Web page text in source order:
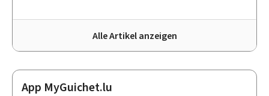
Alle Artikel anzeigen
App MyGuichet.lu